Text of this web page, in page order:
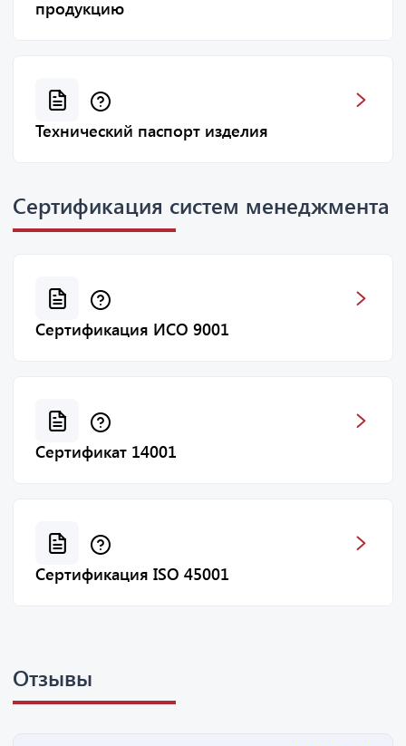
продукцию
Технический паспорт изделия
Сертификация систем менеджмента
Сертификация ИСО 9001
Сертификат 14001
Сертификация ISO 45001
Отзывы